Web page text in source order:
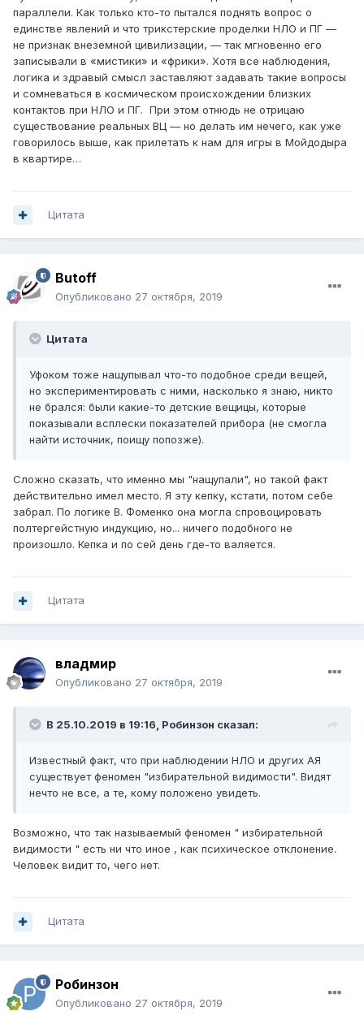
другой день. Первое из них называлось
«замораживанием». И.Л. ложился на койку, вытянув ноги
и протянув руки
вдоль тела, или положив их под голову. Ноги должны
были быть прижатыми друг к другу. «Они включали
какую-то установку (впоследствже я узнал, что почти
все, что они делали, «воздействуя на человека,
осуществлялось с помощью этой установки,
испускающей какие-то особые лучи»), и начинали
«замораживание». Собственно, это было не
Так, например, Юности говорили:
«Сейчас накладываем «божьи» кандалы.» Начинаешь
начинающего все сильнее и сильнее сжиматься. Усилие
сжатия вполне терпимо и как только начнешь шевелить
ногами, все зто рассыпается прахом. Этот вид
перерывами продолжались до самого утра. Как только
кто-то рукой берет и сжимает ногу выше пятки.
«Чертова рука», как я узнал позднее, начинает водить
ноги туда-сюда, выше-ниже, как будто стараясь
установить их в определенном, положении. Стараешься,
чтобы ноги были неподвижны, прилагаешь усилия и...
твердой оболочка рассыпается и все исчезает,
испытание начинается вновь, с самого начала».
«Испытания» продолжались около двух месяцев.
Проверяли органы дыхания, сердце, зрение, ноги, руки,
голову и т.д. Поссорилисъ на испытании половых
милицией. Среди контрагентов поднялся тарарам,
Юности призвали на подмогу «подполковника». Начала
развиваться конфронтация, «Милиция» начала применять
услышал голос: «Пускай торпеду!» и тут же
почувствовал удар, словно электрическим током, но
значительно мягче, и упал на колени. Позже
внучка Ивана Леонтьевича, причем пока Алинка плакала
надо».
Как-то начали действовать особыми лучами на глаза. На
следующий день пришлось И.Л. идти к окулисту в 5-ю
Постепенно в составе контрагентов происходили
глубокие изменения, исчез «подполковник», исчезли
все упоминания о кемеровской милиции, контрагенты
революции в России. Теперь с Иваном Леонтьевичем
(по прозвищу Черт), гномовская Богородица, гномовский
Божененочек, семь Юностей, семь гномовских Юностей,
параллели. Как только кто-то пытался поднять вопрос о
единстве явлений и что трикстерские проделки НЛО и ПГ —
не признак внеземной цивилизации, — так мгновенно его
записывали в «мистики» и «фрики». Хотя все наблюдения,
логика и здравый смысл заставляют задавать такие вопросы
и сомневаться в космическом происхождении близких
контактов при НЛО и ПГ. При этом отнюдь не отрицаю
существование реальных ВЦ — но делать им нечего, как уже
говорилось выше, как прилетать к нам для игры в Мойдодыра
в квартире…
Цитата
Butoff
Опубликовано 27 октября, 2019
Цитата
Уфоком тоже нащупывал что-то подобное среди вещей,
но экспериментировать с ними, насколько я знаю, никто
не брался: были какие-то детские вещицы, которые
показывали всплески показателей прибора (не смогла
найти источник, поищу попозже).
Сложно сказать, что именно мы "нащупали", но такой факт
действительно имел место. Я эту кепку, кстати, потом себе
забрал. По логике В. Фоменко она могла спровоцировать
полтергейстную индукцию, но... ничего подобного не
произошло. Кепка и по сей день где-то валяется.
Цитата
владмир
Опубликовано 27 октября, 2019
В 25.10.2019 в 19:16, Робинзон сказал:
Известный факт, что при наблюдении НЛО и других АЯ
существует феномен "избирательной видимости". Видят
нечто не все, а те, кому положено увидеть.
Возможно, что так называемый феномен " избирательной
видимости " есть ни что иное , как психическое отклонение.
Человек видит то, чего нет.
Цитата
Робинзон
Опубликовано 27 октября, 2019